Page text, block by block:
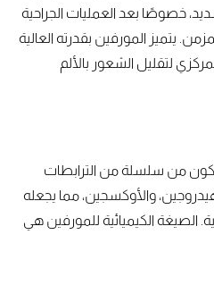
خصوصًا بعد العمليات الجراحية
يتميز المورفين بقدرته العالية
لتقليل الشعور بالألم
من سلسلة من الترابطات
والأوكسجين، مما يجعله
الصيغة الكيميائية للمورفين هي